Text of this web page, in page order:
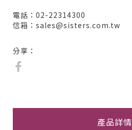
電話：02-22314300
信箱：sales@sisters.com.tw
分享：
產品詳情